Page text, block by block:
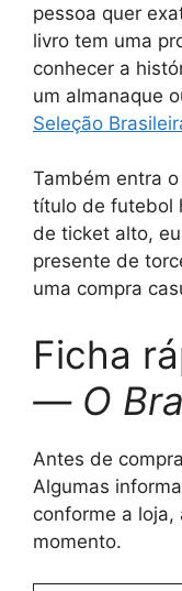
pessoa quer
livro tem uma
conhecer a
um almanaque
Seleção
Também entra
título de futebol
de ticket alto,
presente de
uma compra
Ficha
— O
Antes de
Algumas
conforme a
momento.